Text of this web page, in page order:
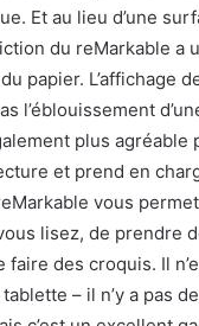
Et au lieu d’une
du reMarkable a
papier. L’affichage
l’éblouissement
plus agréable
et prend en
vous
lisez, de prendre
faire des croquis. Il
– il n’y a pas